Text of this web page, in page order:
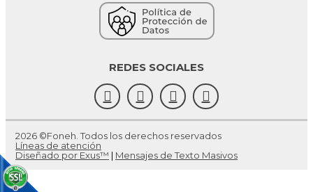
REDES SOCIALES
2026 ©Foneh. Todos los derechos reservados
Líneas de atención
Diseñado por Exus™ | Mensajes de Texto Masivos